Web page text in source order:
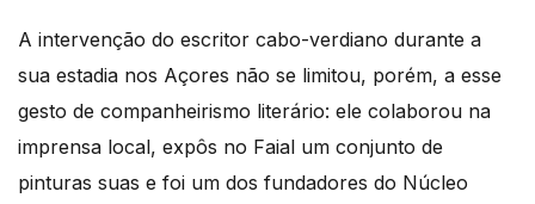
A intervenção do escritor cabo-verdiano durante a
sua estadia nos Açores não se limitou, porém, a esse
gesto de companheirismo literário: ele colaborou na
imprensa local, expôs no Faial um conjunto de
pinturas suas e foi um dos fundadores do Núcleo